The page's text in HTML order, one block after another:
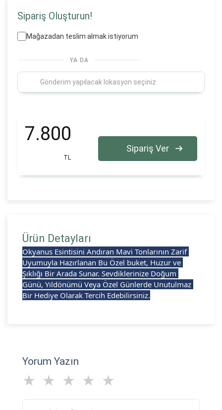
Sipariş Oluşturun!
Mağazadan teslim almak istiyorum
YA DA
7.800
TL
Sipariş Ver
Ürün Detayları
Okyanus Esintisini Andıran Mavi Tonlarının Zarif
Uyumuyla Hazırlanan Bu Özel buket, Huzur ve
Şıklığı Bir Arada Sunar. Sevdiklerinize Doğum
Günü, Yıldönümü Veya Özel Günlerde Unutulmaz
Bir Hediye Olarak Tercih Edebilirsiniz.
Yorum Yazın